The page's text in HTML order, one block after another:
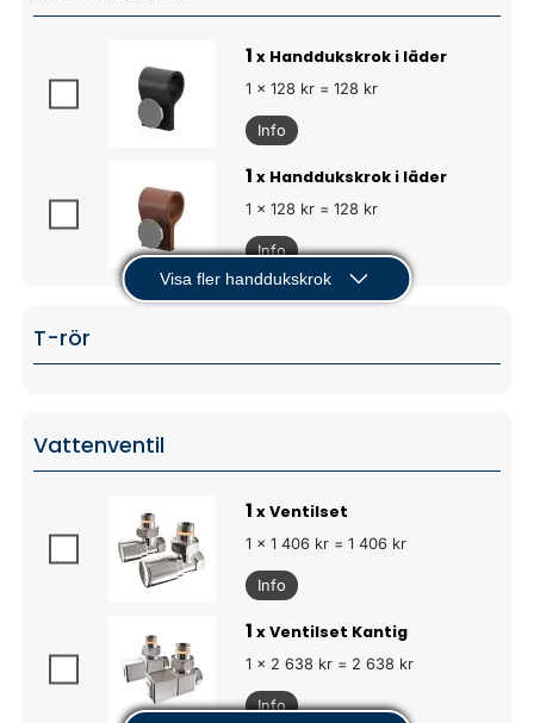
1 x Handdukskrok i läder
1 x 128 kr = 128 kr
Info
1 x Handdukskrok i läder
1 x 128 kr = 128 kr
Info
Visa fler handdukskrok
T-rör
Vattenventil
1 x Ventilset
1 x 1 406 kr = 1 406 kr
Info
1 x Ventilset Kantig
1 x 2 638 kr = 2 638 kr
Info